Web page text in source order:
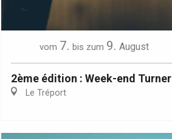
vom 7. bis zum 9. August
2ème édition : Week-end Turner
Le Tréport